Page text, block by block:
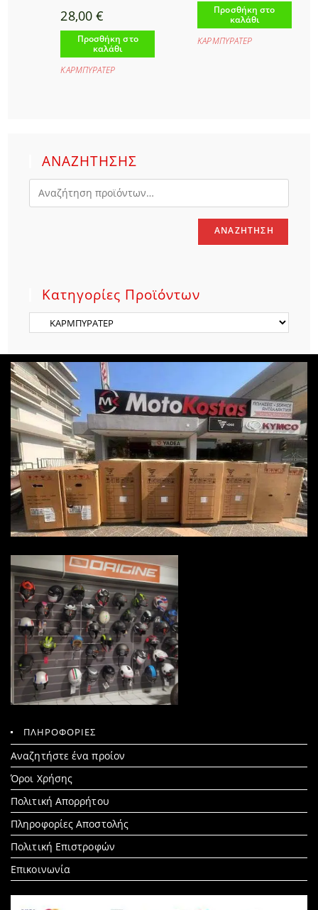
28,00€
Προσθήκη στο
καλάθι
ΚΑΡΜΠΥΡΑΤΕΡ
Προσθήκη στο
καλάθι
ΚΑΡΜΠΥΡΑΤΕΡ
ΑΝΑΖΗΤΗΣΗΣ
ΑΝΑΖΉΤΗΣΗ
Κατηγορίες Προϊόντων
ΠΛΗΡΟΦΟΡΙΕΣ
Αναζητήστε ένα προίον
Search
for:
Όροι Χρήσης
Πολιτική Απορρήτου
Πληροφορίες Αποστολής
Πολιτική Επιστροφών
Επικοινωνία